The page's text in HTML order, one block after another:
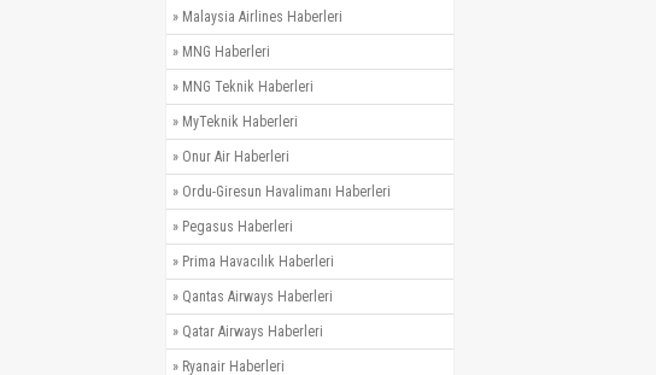
» Malaysia Airlines Haberleri
» MNG Haberleri
» MNG Teknik Haberleri
» MyTeknik Haberleri
» Onur Air Haberleri
» Ordu-Giresun Havalimanı Haberleri
» Pegasus Haberleri
» Prima Havacılık Haberleri
» Qantas Airways Haberleri
» Qatar Airways Haberleri
» Ryanair Haberleri